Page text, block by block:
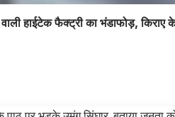
हाईटेक फैक्ट्री का भंडाफोड़, किराए